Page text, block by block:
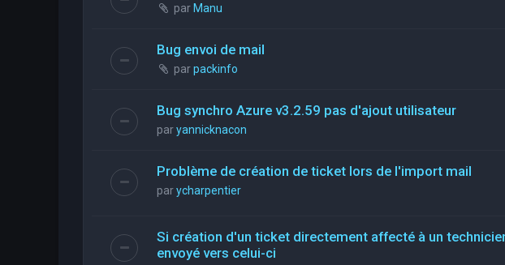
par Manu
Bug envoi de mail
parpackinfo
Bug synchro Azure v3.2.59 pas d'ajout utilisateur
paryannicknacon
Problème de création de ticket lors de l'import mail
parycharpentier
Si création d'un ticket directement affecté à un
envoyé vers celui-ci